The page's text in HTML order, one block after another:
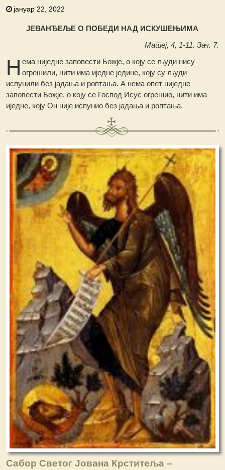
јануар 22, 2022
ЈЕВАНЂЕЉЕ О ПОБЕДИ НАД ИСКУШЕЊИМА
Матеј, 4, 1-11. Зач. 7.
Н ема ниједне заповести Божје, о коју се људи нису
огрешили, нити има иједне једине, коју су људи
испунили без јадања и роптања. А нема опет ниједне
заповести Божје, о коју се Господ Исус огрешио, нити има
иједне, коју Он није испунио без јадања и роптања.
Сабор Светог Јована Крститеља –